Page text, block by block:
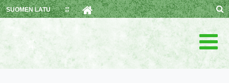
Skip
to
SUOMEN LATU